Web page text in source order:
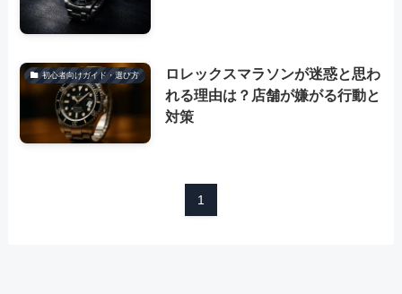
初心者向けガイド・選び方
ロレックスマラソンが迷惑と思わ
れる理由は？店舗が嫌がる行動と
対策
1